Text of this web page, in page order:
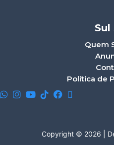
Sul
Quem
Política de
Copyright © 2026 |